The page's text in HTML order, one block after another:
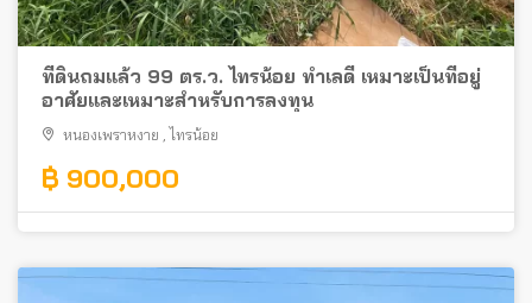
ที่ดินถมแล้ว 99 ตร.ว. ไทรน้อย ทำเลดี เหมาะเป็นที่อยู่
อาศัยและเหมาะสำหรับการลงทุน
หนองเพราหงาย , ไทรน้อย
฿ 900,000